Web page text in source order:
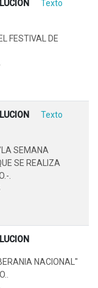
Texto
FESTIVAL DE
Texto
SEMANA
SE REALIZA
.
NACIONAL"